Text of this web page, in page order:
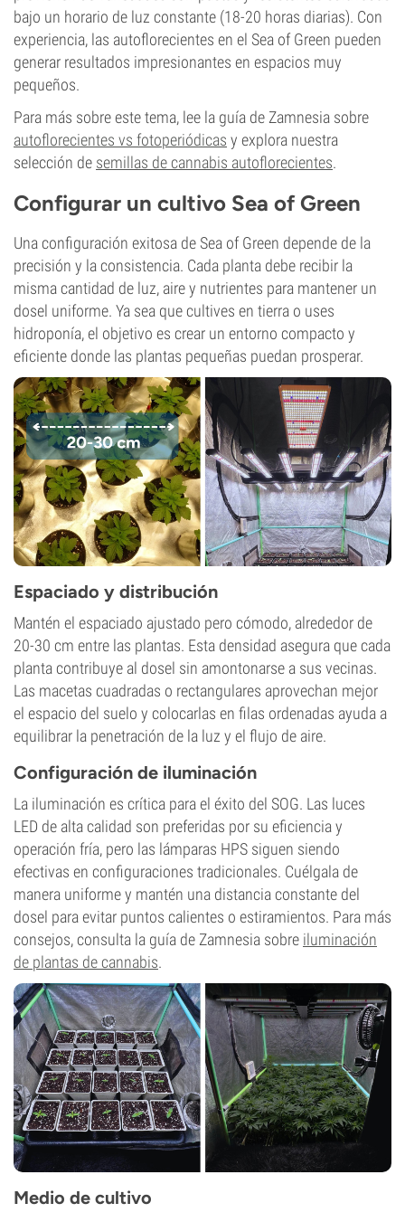
bajo un horario de luz constante (18-20 horas diarias). Con
experiencia, las autoflorecientes en el Sea of Green pueden
generar resultados impresionantes en espacios muy
pequeños.
Para más sobre este tema, lee la guía de Zamnesia sobre
autoflorecientes vs fotoperiódicas y explora nuestra
selección de semillas de cannabis autoflorecientes.
Configurar un cultivo Sea of Green
Una configuración exitosa de Sea of Green depende de la
precisión y la consistencia. Cada planta debe recibir la
misma cantidad de luz, aire y nutrientes para mantener un
dosel uniforme. Ya sea que cultives en tierra o uses
hidroponía, el objetivo es crear un entorno compacto y
eficiente donde las plantas pequeñas puedan prosperar.
Espaciado y distribución
Mantén el espaciado ajustado pero cómodo, alrededor de
20-30 cm entre las plantas. Esta densidad asegura que cada
planta contribuye al dosel sin amontonarse a sus vecinas.
Las macetas cuadradas o rectangulares aprovechan mejor
el espacio del suelo y colocarlas en filas ordenadas ayuda a
equilibrar la penetración de la luz y el flujo de aire.
Configuración de iluminación
La iluminación es crítica para el éxito del SOG. Las luces
LED de alta calidad son preferidas por su eficiencia y
operación fría, pero las lámparas HPS siguen siendo
efectivas en configuraciones tradicionales. Cuélgala de
manera uniforme y mantén una distancia constante del
dosel para evitar puntos calientes o estiramientos. Para más
consejos, consulta la guía de Zamnesia sobre iluminación
de plantas de cannabis.
Medio de cultivo